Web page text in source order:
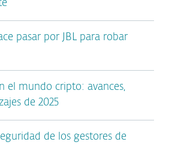
pasar por JBL para robar
el mundo cripto: avances,
de 2025
de los gestores de